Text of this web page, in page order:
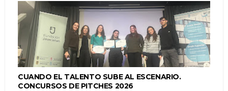
CUANDO EL TALENTO SUBE AL ESCENARIO.
CONCURSOS DE PITCHES 2026